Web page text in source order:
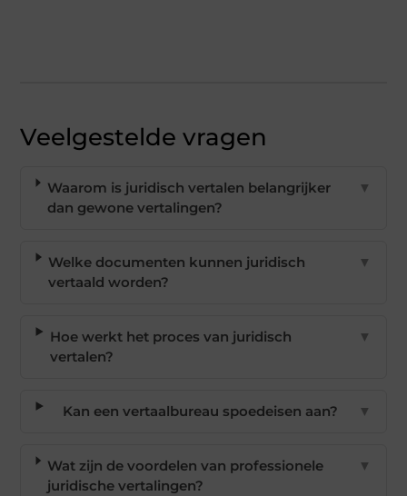
Veelgestelde vragen
Waarom is juridisch vertalen belangrijker
dan gewone vertalingen?
▼
Welke documenten kunnen juridisch
vertaald worden?
▼
Hoe werkt het proces van juridisch
vertalen?
▼
Kan een vertaalbureau spoedeisen aan? ▼
Wat zijn de voordelen van professionele
juridische vertalingen?
▼